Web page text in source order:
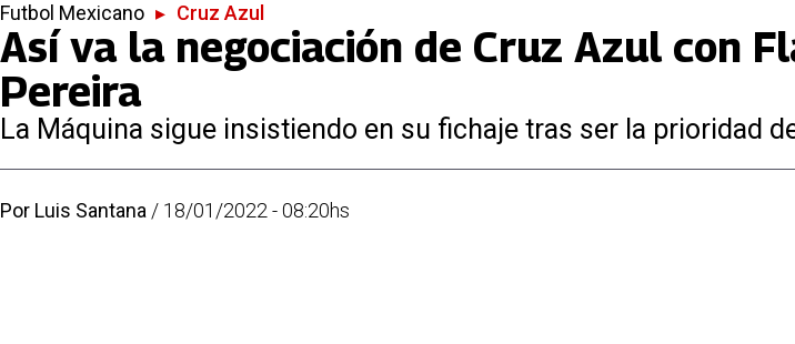
Futbol Mexicano ▸ Cruz Azul
Así va la negociación de Cruz Azul con
Pereira
La Máquina sigue insistiendo en su fichaje tras ser la prioridad
Por Luis Santana / 18/01/2022 - 08:20hs